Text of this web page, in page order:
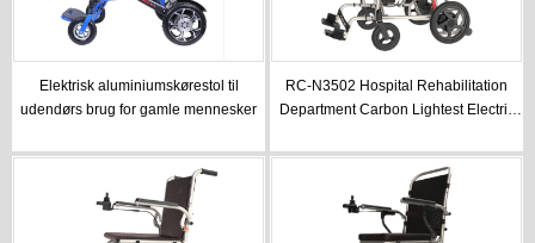
Elektrisk aluminiumskørestol til
udendørs brug for gamle mennesker
RC-N3502 Hospital Rehabilitation
Department Carbon Lightest Electric